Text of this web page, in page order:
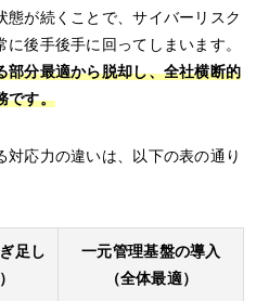
態が続くことで、サイバーリスク
後手後手に回ってしまいます。
部分最適から脱却し、全社横断的
です。
応力の違いは、以下の表の通り
足し
一元管理基盤の導入
（全体最適）